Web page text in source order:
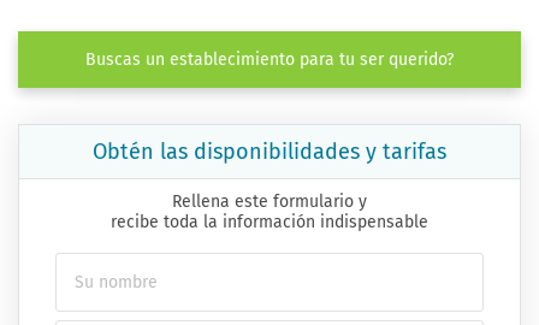
Buscas un establecimiento para tu ser querido?
Obtén las disponibilidades y tarifas
Rellena este formulario y
recibe toda la información indispensable